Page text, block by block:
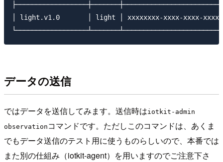
│ light.v1.0       │ light │ xxxxxxxx-xxxx-xxxx-xxxx-
データの送信
ではデータを送信してみます。送信時はiotkit-admin
observation コマンドです。ただしこのコマンドは、あくま
でもデータ送信のテスト用に使うものらしいので、本番では
また別の仕組み（iotkit-agent）を用いますのでご注意下さ